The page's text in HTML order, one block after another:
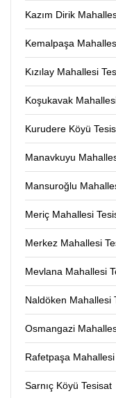
Kazım Dirik
Kemalpaşa
Kızılay Mahallesi
Koşukavak
Kurudere Köyü
Manavkuyu
Mansuroğlu
Meriç Mahallesi
Merkez Mahallesi
Mevlana Mahallesi
Naldöken Mahallesi
Osmangazi
Rafetpaşa
Sarnıç Köyü Tesisat